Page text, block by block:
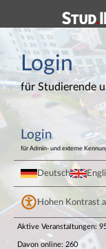
Login
für Studierende
Login
für Admin- und externe
Deutsch
Hohen Kontrast
Aktive Veranstaltungen:
Davon online: 260